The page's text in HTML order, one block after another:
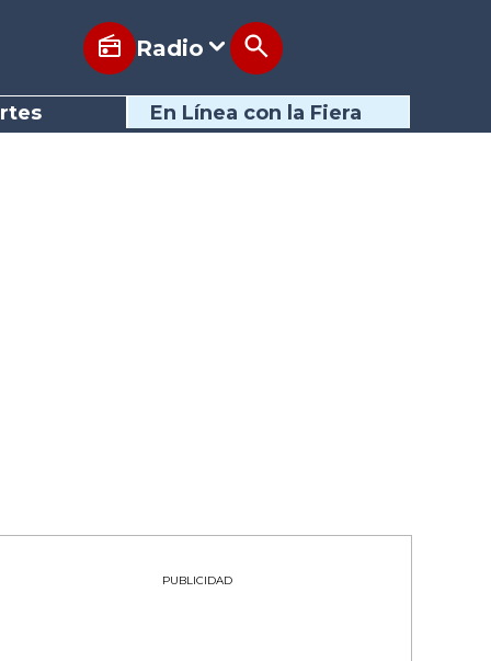
Radio
En Línea con la Fiera
PUBLICIDAD